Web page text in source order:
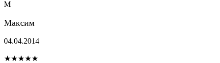
М
Максим
04.04.2014
★★★★★